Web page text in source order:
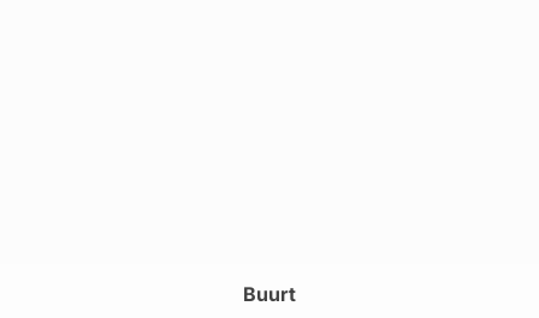
Buurt